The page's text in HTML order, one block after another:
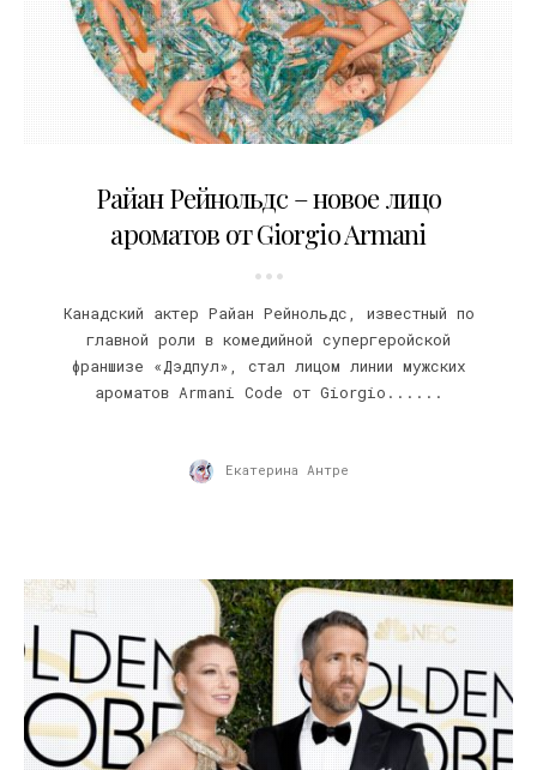
Райан Рейнольдс – новое лицо
ароматов от Giorgio Armani
Канадский актер Райан Рейнольдс, известный по
главной роли в комедийной супергеройской
франшизе «Дэдпул», стал лицом линии мужских
ароматов Armani Code от Giorgio......
Екатерина Антре